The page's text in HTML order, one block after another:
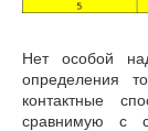
Нет особой
определения
контактные
сравнимую с